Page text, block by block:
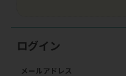
ログイン
メールアドレス